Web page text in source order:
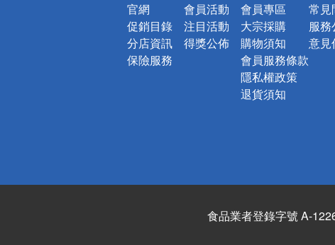
官網
促銷目錄
分店資訊
保險服務
會員活動
注目活動
得獎公佈
會員專區
大宗採購
購物須知
會員服務條款
隱私權政策
退貨須知
常見
服務
意見
食品業者登錄字號 A-